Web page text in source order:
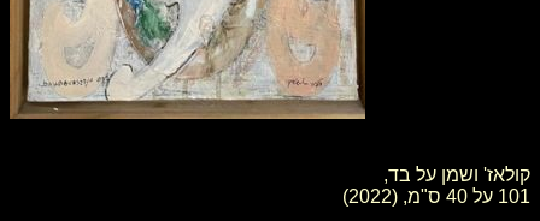
קולאז' ושמן על בד,
101 על 40 ס"מ, (2022)